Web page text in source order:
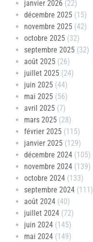
janvier 2026 (22)
décembre 2025 (15)
novembre 2025 (42)
octobre 2025 (32)
septembre 2025 (32)
août 2025 (26)
juillet 2025 (24)
juin 2025 (44)
mai 2025 (56)
avril 2025 (7)
mars 2025 (28)
février 2025 (115)
janvier 2025 (129)
décembre 2024 (105)
novembre 2024 (139)
octobre 2024 (133)
septembre 2024 (111)
août 2024 (40)
juillet 2024 (72)
juin 2024 (145)
mai 2024 (149)